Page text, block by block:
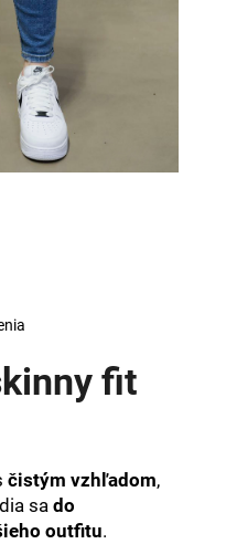
fit
čistým vzhľadom,
sado
outfitu.